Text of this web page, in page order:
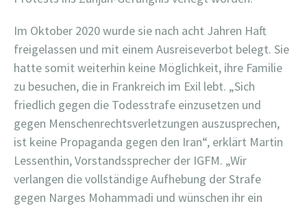
Im Oktober 2020 wurde sie nach acht Jahren Haft
freigelassen und mit einem Ausreiseverbot belegt. Sie
hatte somit weiterhin keine Möglichkeit, ihre Familie
zu besuchen, die in Frankreich im Exil lebt. „Sich
friedlich gegen die Todesstrafe einzusetzen und
gegen Menschenrechtsverletzungen auszusprechen,
ist keine Propaganda gegen den Iran“, erklärt Martin
Lessenthin, Vorstandssprecher der IGFM. „Wir
verlangen die vollständige Aufhebung der Strafe
gegen Narges Mohammadi und wünschen ihr ein